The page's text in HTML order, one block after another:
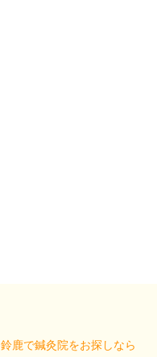
鈴鹿で鍼灸院をお探しなら